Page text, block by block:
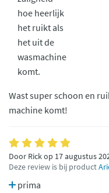
hoe heerlijk
het ruikt als
het uit de
wasmachine
komt.
Wast super schoon en
machine komt!
Door Rick op 17 augustus
Deze review is bij product
prima